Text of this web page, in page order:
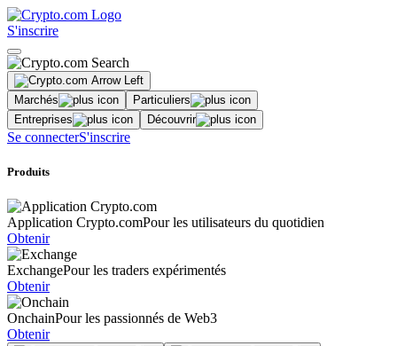
S'inscrire
Marchés
Particuliers
Entreprises
Découvrir
Se connecterS'inscrire
Produits
Application Crypto.comPour les utilisateurs du quotidien
Obtenir
ExchangePour les traders expérimentés
Obtenir
OnchainPour les passionnés de Web3
Obtenir